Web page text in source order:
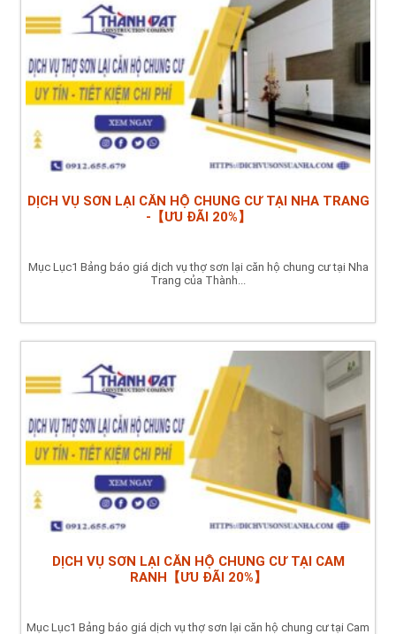
DỊCH VỤ SƠN LẠI CĂN HỘ CHUNG CƯ TẠI NHA TRANG
-【ƯU ĐÃI 20%】
Mục Lục1 Bảng báo giá dịch vụ thợ sơn lại căn hộ chung cư tại Nha
Trang của Thành...
DỊCH VỤ SƠN LẠI CĂN HỘ CHUNG CƯ TẠI CAM
RANH【ƯU ĐÃI 20%】
Mục Lục1 Bảng báo giá dịch vụ thợ sơn lại căn hộ chung cư tại Cam